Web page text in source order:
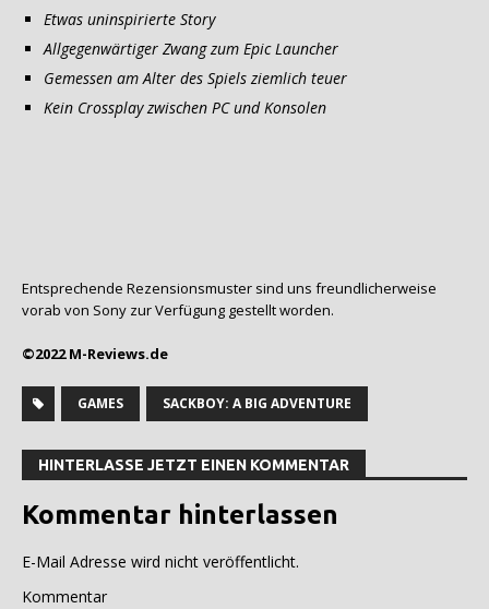
Etwas uninspirierte Story
Allgegenwärtiger Zwang zum Epic Launcher
Gemessen am Alter des Spiels ziemlich teuer
Kein Crossplay zwischen PC und Konsolen
Entsprechende Rezensionsmuster sind uns freundlicherweise
vorab von Sony zur Verfügung gestellt worden.
©2022 M-Reviews.de
GAMES SACKBOY: A BIG ADVENTURE
HINTERLASSE JETZT EINEN KOMMENTAR
Kommentar hinterlassen
E-Mail Adresse wird nicht veröffentlicht.
Kommentar